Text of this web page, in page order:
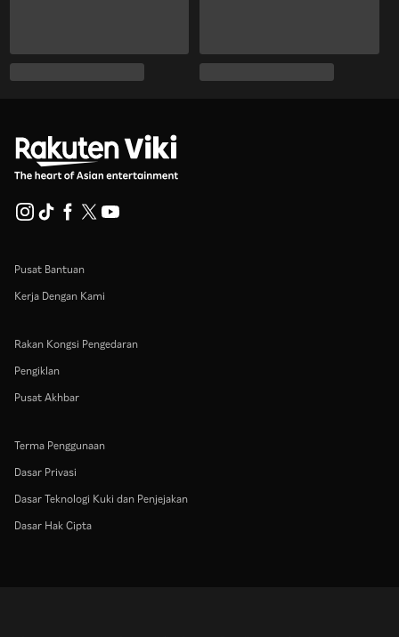
Pusat Bantuan
Kerja Dengan Kami
Rakan Kongsi Pengedaran
Pengiklan
Pusat Akhbar
Terma Penggunaan
Dasar Privasi
Dasar Teknologi Kuki dan Penjejakan
Dasar Hak Cipta